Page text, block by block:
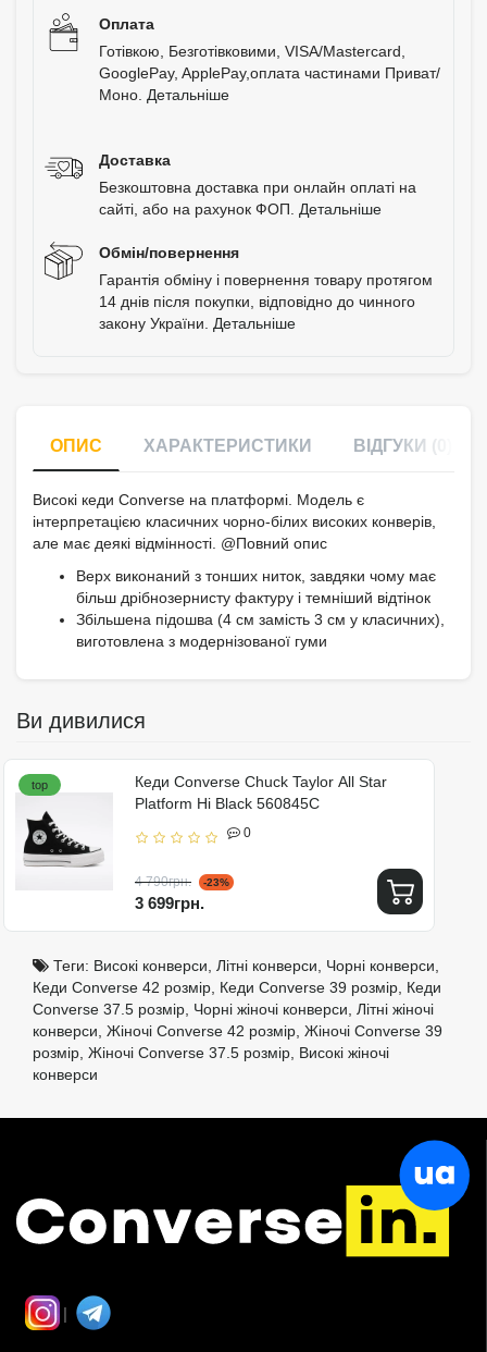
Оплата
Готівкою, Безготівковими, VISA/Mastercard,
GooglePay, ApplePay,оплата частинами Приват/
Моно. Детальніше
Доставка
Безкоштовна доставка при онлайн оплаті на
сайті, або на рахунок ФОП. Детальніше
Обмін/повернення
Гарантія обміну і повернення товару протягом
14 днів після покупки, відповідно до чинного
закону України. Детальніше
ОПИС ХАРАКТЕРИСТИКИ ВІДГУКИ (0)
Високі кеди Converse на платформі. Модель є
інтерпретацією класичних чорно-білих високих конверів,
але має деякі відмінності. @Повний опис
Верх виконаний з тонших ниток, завдяки чому має
більш дрібнозернисту фактуру і темніший відтінок
Збільшена підошва (4 см замість 3 см у класичних),
виготовлена ​​з модернізованої гуми
Ви дивилися
top
Кеди Converse Chuck Taylor All Star
Platform Hi Black 560845C
0
4 790грн. -23%
3 699грн.
Теги: Високі конверси, Літні конверси, Чорні конверси,
Кеди Converse 42 розмір, Кеди Converse 39 розмір, Кеди
Converse 37.5 розмір, Чорні жіночі конверси, Літні жіночі
конверси, Жіночі Converse 42 розмір, Жіночі Converse 39
розмір, Жіночі Converse 37.5 розмір, Високі жіночі
конверси